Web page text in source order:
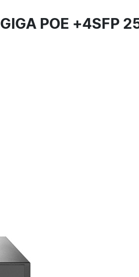
POE +4SFP